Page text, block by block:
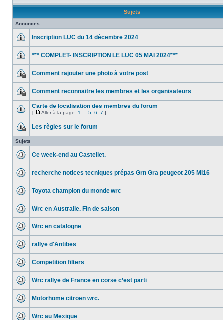
Sujets
Annonces
Inscription LUC du 14 décembre 2024
*** COMPLET- INSCRIPTION LE LUC 05 MAI 2024***
Comment rajouter une photo à votre post
Comment reconnaitre les membres et les organisateurs
Carte de localisation des membres du forum
[ Aller à la page: 1 5 6 7 ]
Les règles sur le forum
Sujets
Ce week-end au Castellet.
recherche notices tecniques prépas Grn Gra peugeot 205 MI16
Toyota champion du monde wrc
Wrc en Australie. Fin de saison
Wrc en catalogne
rallye d'Antibes
Competition filters
Wrc rallye de France en corse c’est parti
Motorhome citroen wrc.
Wrc au Mexique